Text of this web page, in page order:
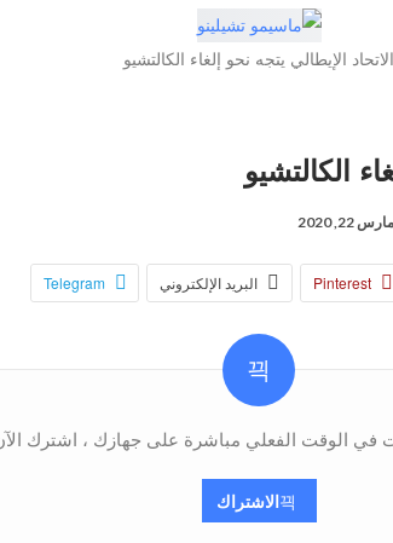
الاتحاد الإيطالي يتجه نحو إلغاء الكالتشيو
الكالتشيو
مارس 22, 2020
Pinterest البريد الإلكتروني Telegram
في الوقت الفعلي مباشرة على جهازك ، اشترك
الاشتراك